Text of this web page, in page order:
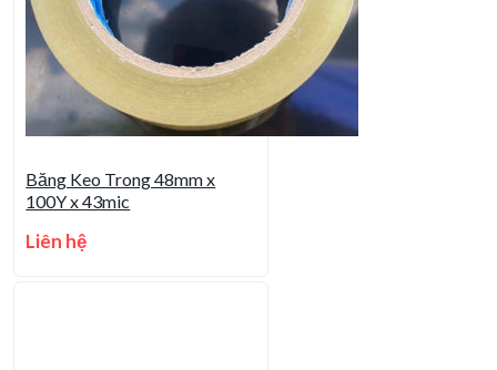
Băng Keo Trong 48mm x
100Y x 43mic
Liên hệ